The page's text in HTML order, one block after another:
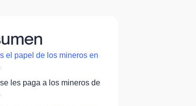
el papel de los mineros en
les paga a los mineros de